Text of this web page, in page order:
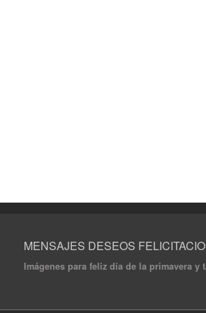
MENSAJES DESEOS
Imágenes para feliz día de la primavera y